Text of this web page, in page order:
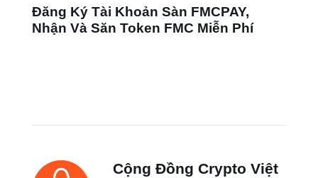
Đăng Ký Tài Khoản Sàn FMCPAY,
Nhận Và Săn Token FMC Miễn Phí
Cộng Đồng Crypto Việt